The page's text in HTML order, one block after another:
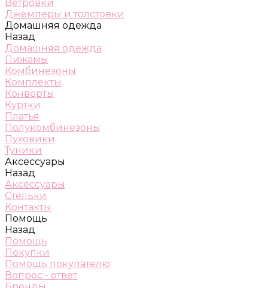
Ветровки
Джемперы и толстовки
Домашняя одежда
Назад
Домашняя одежда
Пижамы
Комбинезоны
Комплекты
Конверты
Куртки
Платья
Полукомбинезоны
Пуховики
Туники
Аксессуары
Назад
Аксессуары
Стельки
Контакты
Помощь
Назад
Помощь
Покупки
Помощь покупателю
Вопрос - ответ